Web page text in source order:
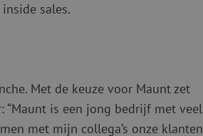
sales.
Met de keuze voor Maunt zet
“Maunt is een jong bedrijf met veel
met mijn collega’s onze klanten